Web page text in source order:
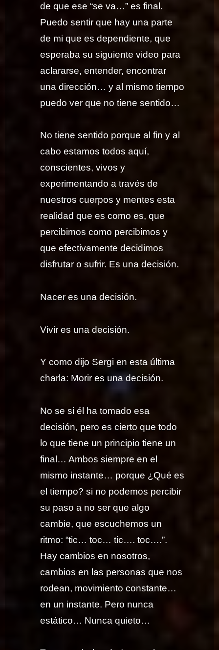
de que ese “se va…” es final.
Puedo sentir que hay una parte
de mi que es dependiente, que
esperaba su siguiente video para
aclararse, entender, encontrar
una dirección… y al mismo tiempo
puedo ver que no tiene sentido…
No tiene sentido porque al fin y al
cabo estamos todos aquí,
conscientes, vivos y
experimentando a través de
nuestros cuerpos y mentes esta
realidad que es como es, que
percibimos como percibimos y
que efectivamente decidimos
disfrutar o sufrir. Es una decisión.
Nacer es una decisión.
Vivir es una decisión.
Y como dijo Sergi en esta última
charla: Morir es una decisión.
No se si él ha tomado esa
decisión, pero es cierto que todo
lo que tiene un principio tiene un
final… Ambos siempre en el
mismo instante… porque ¿Qué es
el tiempo? si no podemos percibir
su paso a no ser que algo
cambie, que escuchemos un
ritmo: “tic… toc… tic…. toc….”.
Hay cambios en nosotros,
cambios en las personas que nos
rodean, movimiento constante…
en un instante. Pero nunca
estático… Nunca quieto…